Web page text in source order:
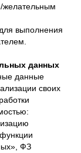
желательным
выполнения
данных
данные
своих
ФЗ